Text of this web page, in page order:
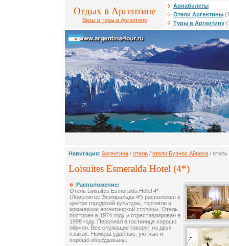
Отдых в Аргентине
Визы и туры в Аргентину
Авиабилеты
Отели Аргентины
Туры в Аргентину
Навигация: Аргентина / отели / отели Буэнос Айреса /
Loisuites Esmeralda Hotel (4*)
Расположение:
Отель Loisuites Esmeralda Hotel 4*
(Лоисюитес Эсмиральда 4*) расположен в
центре городской культуры, торговли и
коммерции аргентинской столицы. Отель
построен в 1974 году и отреставрирован в
1999 году. Персонал в гостинице хорошо
обучен. Все служащие говорят на двух
языках. Номера удобные, уютные и
хорошо оборудованы.